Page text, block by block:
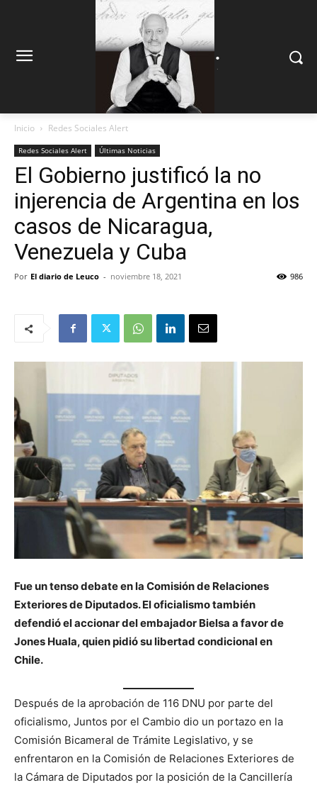
.
Inicio Redes Sociales Alert
Redes Sociales Alert Últimas Noticias
El Gobierno justificó la no
injerencia de Argentina en los
casos de Nicaragua,
Venezuela y Cuba
Por El diario de Leuco - noviembre 18, 2021 986
Fue un tenso debate en la Comisión de Relaciones
Exteriores de Diputados. El oficialismo también
defendió el accionar del embajador Bielsa a favor de
Jones Huala, quien pidió su libertad condicional en
Chile.
Después de la aprobación de 116 DNU por parte del
oficialismo, Juntos por el Cambio dio un portazo en la
Comisión Bicameral de Trámite Legislativo, y se
enfrentaron en la Comisión de Relaciones Exteriores de
la Cámara de Diputados por la posición de la Cancillería